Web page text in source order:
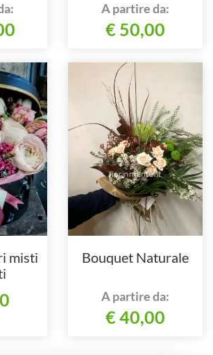
A partire da:
€ 50,00
misti
Bouquet Naturale
A partire da:
€ 40,00